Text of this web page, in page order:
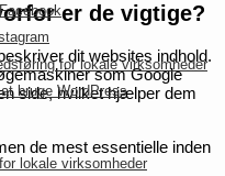
for lokale virksomheder
bruge WordPress
lokale virksomheder
er de vigtige?
dit websites indhold.
som Google
side, hvilket hjælper dem
de mest essentielle inden